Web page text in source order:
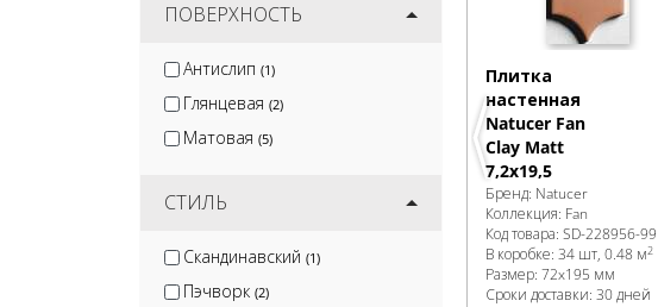
ПОВЕРХНОСТЬ
Антислип (1)
Глянцевая (2)
Матовая (5)
СТИЛЬ
Скандинавский (1)
Пэчворк (2)
Плитка
настенная
Natucer Fan
Clay Matt
7,2x19,5
Бренд: Natucer
Коллекция: Fan
Код товара: SD-228956-99
В коробке: 34 шт, 0.48 м2
Размер: 72x195 мм
Сроки доставки: 30 дней